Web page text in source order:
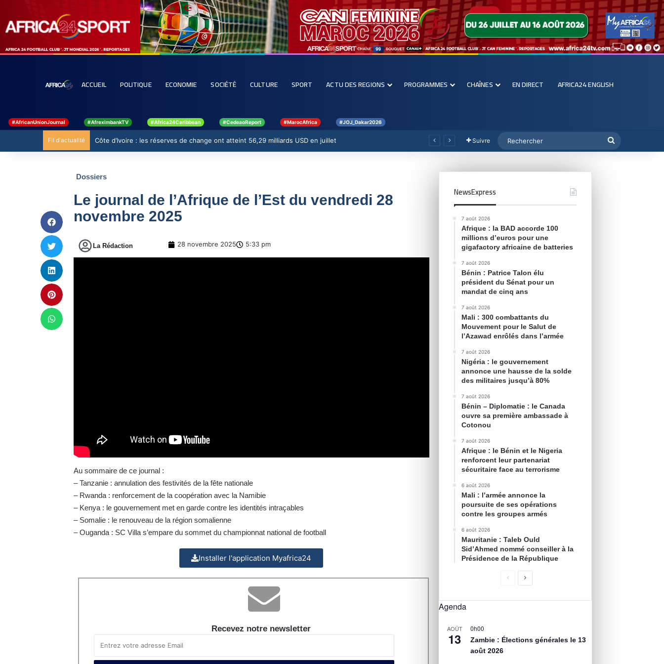
ACCUEIL POLITIQUE ECONOMIE SOCIÉTÉ CULTURE SPORT ACTU DES REGIONS PROGRAMMES CHAÎNES EN DIRECT AFRICA24 ENGLISH
#AfricanUnionJournal #AfreximbankTV #Africa24Caribbean #CedeaoReport #MarocAfrica #JOJ_Dakar2026
Fil d'actualité Côte d’Ivoire : les réserves de change ont atteint 56,29 milliards USD en juillet Suivre
Dossiers
Le journal de l’Afrique de l’Est du vendredi 28
novembre 2025
La Rédaction 28 novembre 2025 5:33 pm
Au sommaire de ce journal :
– Tanzanie : annulation des festivités de la fête nationale
– Rwanda : renforcement de la coopération avec la Namibie
– Kenya : le gouvernement met en garde contre les identités intraçables
– Somalie : le renouveau de la région somalienne
– Ouganda : SC Villa s’empare du sommet du championnat national de football
Installer l'application Myafrica24
Recevez notre newsletter
NewsExpress
7 août 2026
Afrique : la BAD accorde 100
millions d’euros pour une
gigafactory africaine de batteries
7 août 2026
Bénin : Patrice Talon élu
président du Sénat pour un
mandat de cinq ans
7 août 2026
Mali : 300 combattants du
Mouvement pour le Salut de
l’Azawad enrôlés dans l’armée
7 août 2026
Nigéria : le gouvernement
annonce une hausse de la solde
des militaires jusqu’à 80%
7 août 2026
Bénin – Diplomatie : le Canada
ouvre sa première ambassade à
Cotonou
7 août 2026
Afrique : le Bénin et le Nigeria
renforcent leur partenariat
sécuritaire face au terrorisme
6 août 2026
Mali : l’armée annonce la
poursuite de ses opérations
contre les groupes armés
6 août 2026
Mauritanie : Taleb Ould
Sid’Ahmed nommé conseiller à la
Présidence de la République
Agenda
AOÛT
13
0h00
Zambie : Élections générales le 13
août 2026